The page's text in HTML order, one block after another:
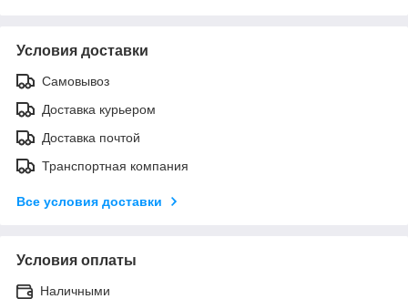
Условия доставки
Самовывоз
Доставка курьером
Доставка почтой
Транспортная компания
Все условия доставки
Условия оплаты
Наличными